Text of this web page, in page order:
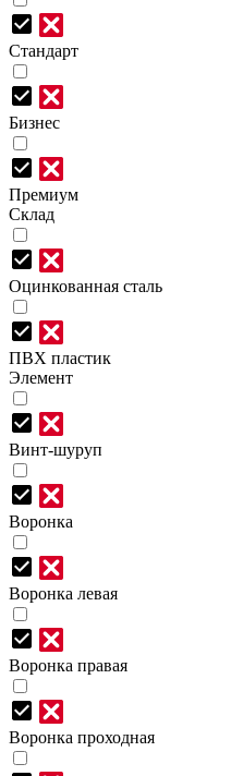
Стандарт
Бизнес
Премиум
Склад
Оцинкованная сталь
ПВХ пластик
Элемент
Винт-шуруп
Воронка
Воронка левая
Воронка правая
Воронка проходная